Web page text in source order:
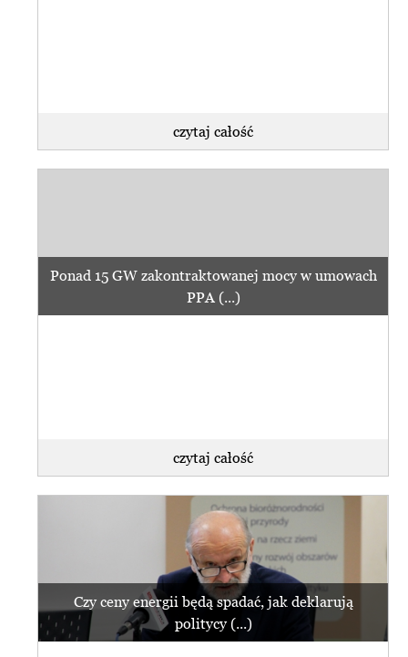
czytaj całość
Ponad 15 GW zakontraktowanej mocy w umowach
PPA (...)
czytaj całość
Czy ceny energii będą spadać, jak deklarują
politycy (...)